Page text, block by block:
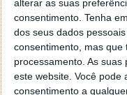
alterar as suas
consentimento. Tenha
dos seus dados
consentimento, mas
processamento. As
este website. Você pode
consentimento a
Vítor M.
@Rui
Tens de
janela iniciar
rato faz
clica no botão